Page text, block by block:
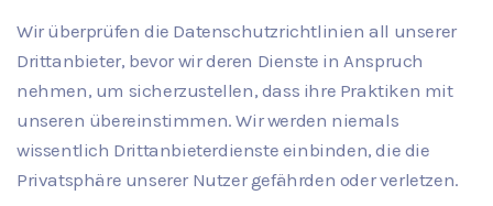
Wir überprüfen die Datenschutzrichtlinien all unserer
Drittanbieter, bevor wir deren Dienste in Anspruch
nehmen, um sicherzustellen, dass ihre Praktiken mit
unseren übereinstimmen. Wir werden niemals
wissentlich Drittanbieterdienste einbinden, die die
Privatsphäre unserer Nutzer gefährden oder verletzen.